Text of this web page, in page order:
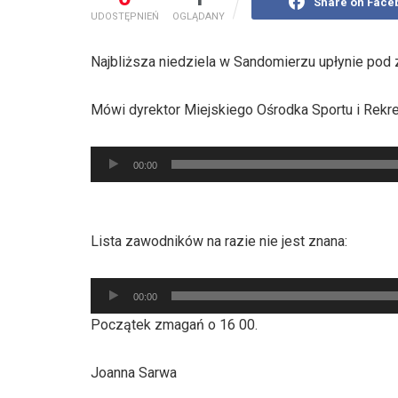
UDOSTĘPNIEŃ OGLĄDANY
Najbliższa niedziela w Sandomierzu upłynie
Mówi dyrektor Miejskiego Ośrodka Sportu i
Odtwarzacz
plików
00:00
Lista zawodników na razie nie jest znana:
Odtwarzacz
plików
dźwiękowych
00:00
Początek zmagań o 16 00.
Joanna Sarwa